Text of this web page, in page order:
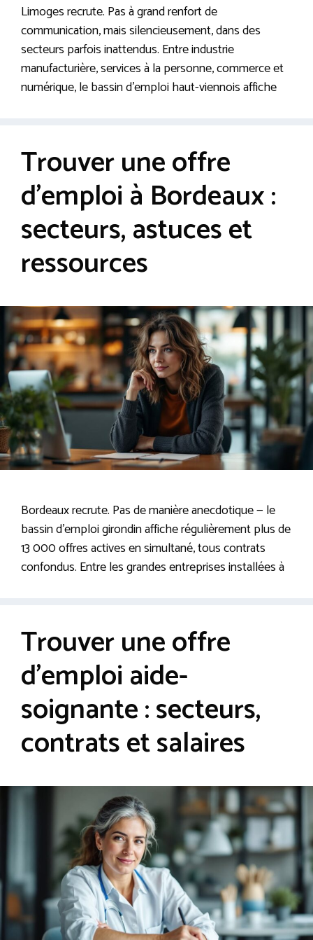
Limoges recrute. Pas à grand renfort de
communication, mais silencieusement, dans des
secteurs parfois inattendus. Entre industrie
manufacturière, services à la personne, commerce et
numérique, le bassin d’emploi haut-viennois affiche
Trouver une offre
d’emploi à Bordeaux :
secteurs, astuces et
ressources
Bordeaux recrute. Pas de manière anecdotique — le
bassin d’emploi girondin affiche régulièrement plus de
13 000 offres actives en simultané, tous contrats
confondus. Entre les grandes entreprises installées à
Trouver une offre
d’emploi aide-
soignante : secteurs,
contrats et salaires